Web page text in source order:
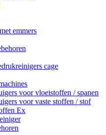
emmers
cage
voor vloeistoffen / spanen
voor vaste stoffen / stof
Ex